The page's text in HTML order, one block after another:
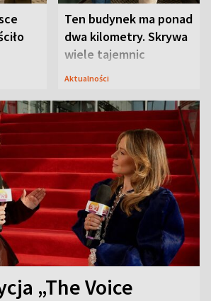
Ten budynek ma ponad
dwa kilometry. Skrywa
wiele tajemnic
Aktualności
„The Voice